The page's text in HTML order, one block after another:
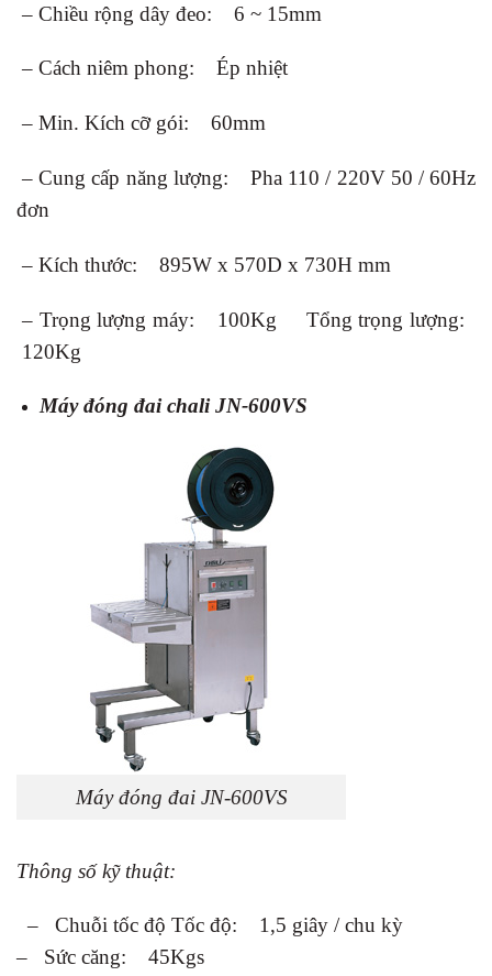
– Chiều rộng dây đeo: 6 ~ 15mm
– Cách niêm phong: Ép nhiệt
– Min. Kích cỡ gói: 60mm
– Cung cấp năng lượng: Pha 110 / 220V 50 / 60Hz
đơn
– Kích thước: 895W x 570D x 730H mm
– Trọng lượng máy: 100Kg Tổng trọng lượng:
120Kg
Máy đóng đai chali JN-600VS
Máy đóng đai JN-600VS
Thông số kỹ thuật:
– Chuỗi tốc độ Tốc độ: 1,5 giây / chu kỳ
– Sức căng: 45Kgs